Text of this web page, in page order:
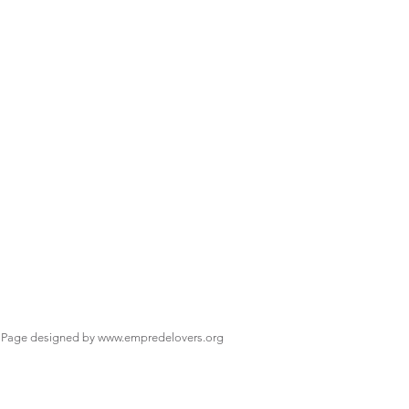
Page designed by www.empredelovers.org